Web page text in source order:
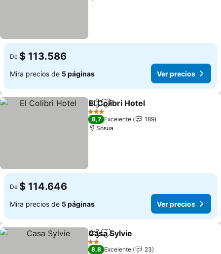
De $ 113.586
Mira precios de 5 páginas Ver precios
CompartirAgregar a favoritos
El Colibri Hotel
3 Estrellas
8,7 Excelente
189
Sosua
De $ 114.646
Mira precios de 5 páginas Ver precios
CompartirAgregar a favoritos
Casa Sylvie
2 Estrellas
8,8 Excelente
23